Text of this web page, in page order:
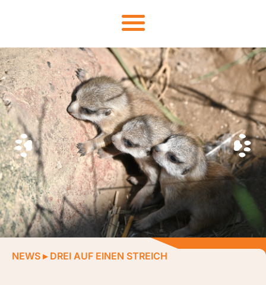
NEWS ▸ DREI AUF EINEN STREICH